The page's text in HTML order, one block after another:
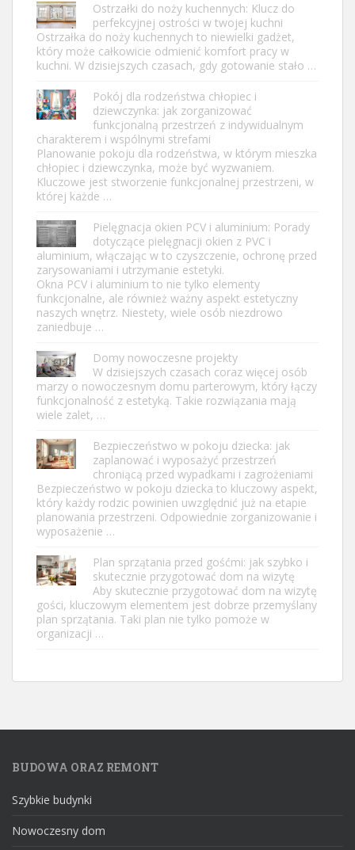
Ostrzałki do noży kuchennych: Klucz do
perfekcyjnej ostrości w twojej kuchni
Ostrzałka do noży kuchennych to niewielki gadżet,
który może całkowicie odmienić komfort pracy w
kuchni. W dzisiejszych czasach, gdy gotowanie stało …
Pokój dla rodzeństwa chłopiec i
dziewczynka: jak zorganizować
funkcjonalną przestrzeń z indywidualnym
charakterem i wspólnymi strefami
Planowanie pokoju dla rodzeństwa, w którym mieszka
chłopiec i dziewczynka, może być wyzwaniem.
Kluczowe jest stworzenie funkcjonalnej przestrzeni, w
której każde …
Pielęgnacja okien PCV i aluminium: Porady
dotyczące pielęgnacji okien z PVC i
aluminium, włączając w to czyszczenie, ochronę przed
zarysowaniami i utrzymanie estetyki.
Okna PCV i aluminium to nie tylko elementy
funkcjonalne, ale również ważny aspekt estetyczny
naszych wnętrz. Niestety, wiele osób niezdrowo
zaniedbuje …
Domy nowoczesne projekty
W dzisiejszych czasach coraz więcej osób
marzy o nowoczesnym domu parterowym, który łączy
funkcjonalność z estetyką. Takie rozwiązania mają
wiele zalet, …
Bezpieczeństwo w pokoju dziecka: jak
zaplanować i wyposażyć przestrzeń
chroniącą przed wypadkami i zagrożeniami
Bezpieczeństwo w pokoju dziecka to kluczowy aspekt,
który każdy rodzic powinien uwzględnić już na etapie
planowania przestrzeni. Odpowiednie zorganizowanie i
wyposażenie …
Plan sprzątania przed gośćmi: jak szybko i
skutecznie przygotować dom na wizytę
Aby skutecznie przygotować dom na wizytę
gości, kluczowym elementem jest dobrze przemyślany
plan sprzątania. Taki plan nie tylko pomoże w
organizacji …
BUDOWA ORAZ REMONT
Szybkie budynki
Nowoczesny dom